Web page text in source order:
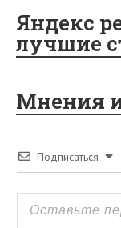
Яндекс
лучшие
Мнения
Подписаться